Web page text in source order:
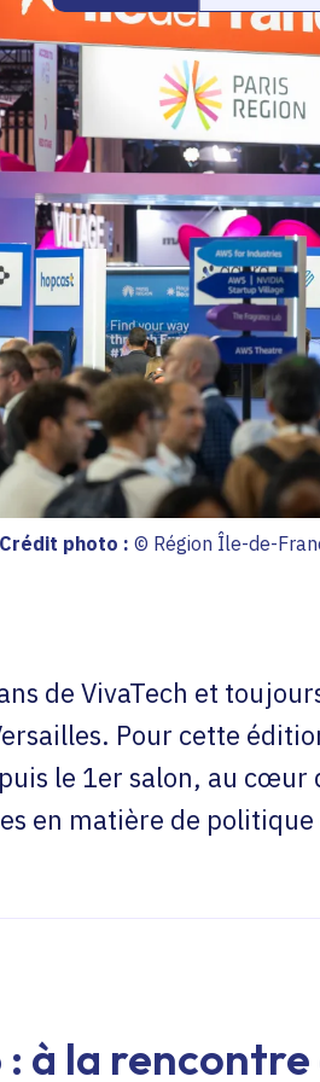
Crédit photo : © Région Île-de-
de VivaTech et
Pour cette
le 1er salon, au
en matière de politique
: à la